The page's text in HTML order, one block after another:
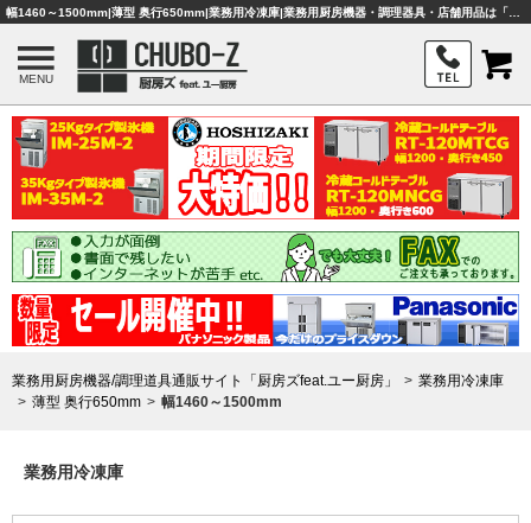
MENU
業務用厨房機器/調理道具通販サイト「厨房ズfeat.ユー厨房」
業務用冷凍庫
薄型 奥行650mm
幅1460～1500mm
業務用冷凍庫